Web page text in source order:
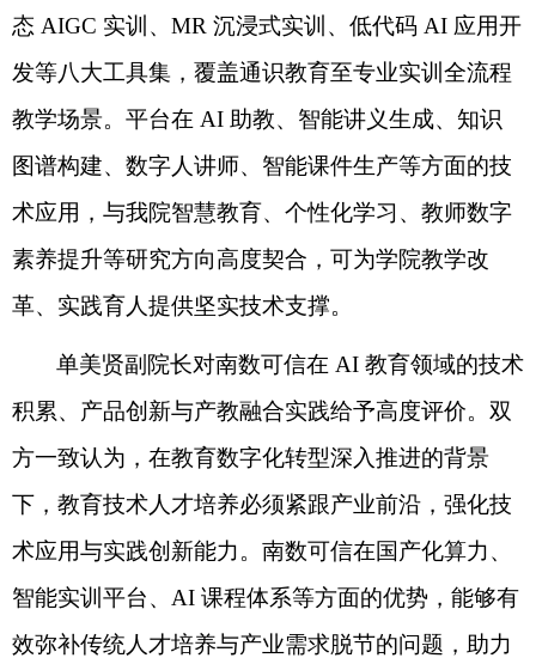
态 AIGC 实训、 MR 沉浸式实训、低代码 AI 应用开
发等八大工具集，覆盖通识教育至专业实训全流程
教学场景。平台在 AI 助教、智能讲义生成、知识
图谱构建、数字人讲师、智能课件生产等方面的技
术应用，与我院智慧教育、个性化学习、教师数字
素养提升等研究方向高度契合，可为学院教学改
革、实践育人提供坚实技术支撑。
单美贤副院长对南数可信在 AI 教育领域的技术
积累、产品创新与产教融合实践给予高度评价。双
方一致认为，在教育数字化转型深入推进的背景
下，教育技术人才培养必须紧跟产业前沿，强化技
术应用与实践创新能力。南数可信在国产化算力、
智能实训平台、 AI 课程体系等方面的优势，能够有
效弥补传统人才培养与产业需求脱节的问题，助力